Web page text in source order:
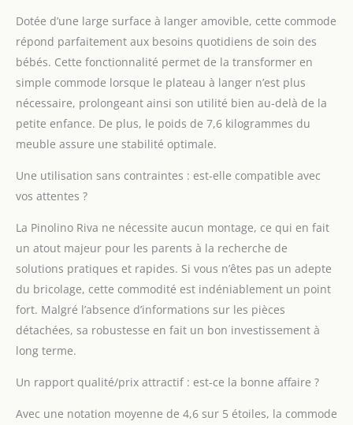
Dotée d’une large surface à langer amovible, cette commode
répond parfaitement aux besoins quotidiens de soin des
bébés. Cette fonctionnalité permet de la transformer en
simple commode lorsque le plateau à langer n’est plus
nécessaire, prolongeant ainsi son utilité bien au-delà de la
petite enfance. De plus, le poids de 7,6 kilogrammes du
meuble assure une stabilité optimale.
Une utilisation sans contraintes : est-elle compatible avec
vos attentes ?
La Pinolino Riva ne nécessite aucun montage, ce qui en fait
un atout majeur pour les parents à la recherche de
solutions pratiques et rapides. Si vous n’êtes pas un adepte
du bricolage, cette commodité est indéniablement un point
fort. Malgré l’absence d’informations sur les pièces
détachées, sa robustesse en fait un bon investissement à
long terme.
Un rapport qualité/prix attractif : est-ce la bonne affaire ?
Avec une notation moyenne de 4,6 sur 5 étoiles, la commode